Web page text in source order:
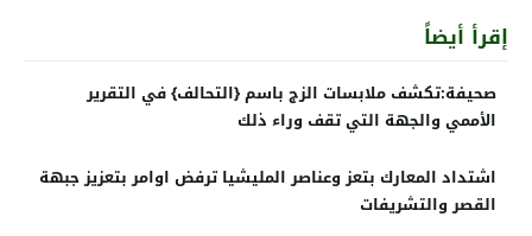
إقرأ أيضاً
صحيفة:تكشف ملابسات الزج باسم {التحالف} في التقرير
الأممي والجهة التي تقف وراء ذلك
اشتداد المعارك بتعز وعناصر المليشيا ترفض اوامر بتعزيز جبهة
القصر والتشريفات